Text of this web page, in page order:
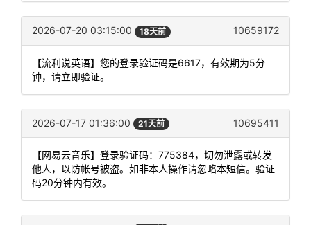
2026-07-20 03:15:00 18天前 10659172
【流利说英语】您的登录验证码是6617，有效期为5分
钟，请立即验证。
2026-07-17 01:36:00 21天前 10695411
【网易云音乐】登录验证码：775384，切勿泄露或转发
他人，以防帐号被盗。如非本人操作请忽略本短信。验证
码20分钟内有效。